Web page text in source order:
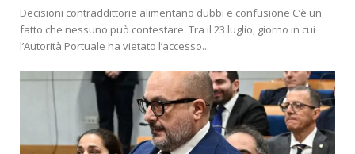
Decisioni contraddittorie alimentano dubbi e confusione C’è un
fatto che nessuno può contestare. Tra il 23 luglio, giorno in cui
l’Autorità Portuale ha vietato l’accesso...